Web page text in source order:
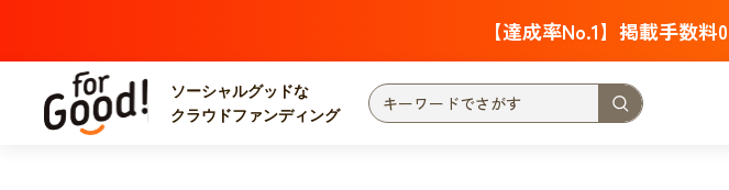
【達成率No.1】掲載手数
ソーシャルグッドな
クラウドファンディング